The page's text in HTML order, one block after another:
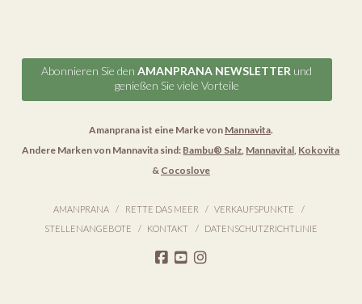
Abonnieren Sie denAMANPRANA NEWSLETTER und
genießen Sie viele Vorteile
Amanprana ist eine Marke von Mannavita.
Andere Marken von Mannavita sind: Bambu® Salz, Mannavital, Kokovita
& Cocoslove
AMANPRANA RETTE DAS MEER
VERKAUFSPUNKTE
STELLENANGEBOTE
KONTAKT DATENSCHUTZRICHTLINIE